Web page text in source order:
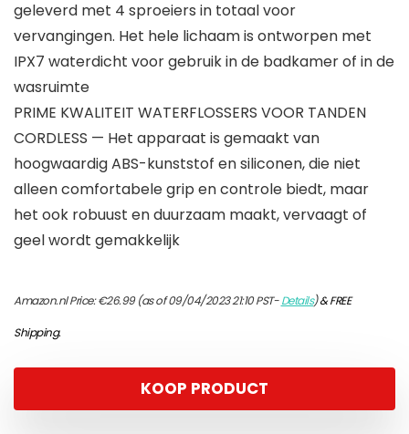
geleverd met 4 sproeiers in totaal voor
vervangingen. Het hele lichaam is ontworpen met
IPX7 waterdicht voor gebruik in de badkamer of in de
wasruimte
PRIME KWALITEIT WATERFLOSSERS VOOR TANDEN
CORDLESS — Het apparaat is gemaakt van
hoogwaardig ABS-kunststof en siliconen, die niet
alleen comfortabele grip en controle biedt, maar
het ook robuust en duurzaam maakt, vervaagt of
geel wordt gemakkelijk
Amazon.nl Price:€26.99(as of 09/04/2023 21:10 PST-Details)&FREE
Shipping.
KOOP PRODUCT